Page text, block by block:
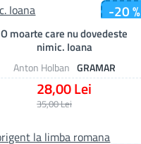
-20 %
Anton Holban GRAMAR
O moarte care nu dovedeste
nimic. Ioana
28,00 Lei
35,00 Lei